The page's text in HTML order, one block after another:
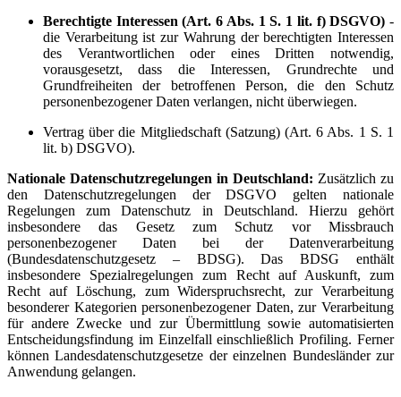
Berechtigte Interessen (Art. 6 Abs. 1 S. 1 lit. f) DSGVO) -
die Verarbeitung ist zur Wahrung der berechtigten Interessen
des Verantwortlichen oder eines Dritten notwendig,
vorausgesetzt, dass die Interessen, Grundrechte und
Grundfreiheiten der betroffenen Person, die den Schutz
personenbezogener Daten verlangen, nicht überwiegen.
Vertrag über die Mitgliedschaft (Satzung) (Art. 6 Abs. 1 S. 1
lit. b) DSGVO).
Nationale Datenschutzregelungen in Deutschland: Zusätzlich zu
den Datenschutzregelungen der DSGVO gelten nationale
Regelungen zum Datenschutz in Deutschland. Hierzu gehört
insbesondere das Gesetz zum Schutz vor Missbrauch
personenbezogener Daten bei der Datenverarbeitung
(Bundesdatenschutzgesetz – BDSG). Das BDSG enthält
insbesondere Spezialregelungen zum Recht auf Auskunft, zum
Recht auf Löschung, zum Widerspruchsrecht, zur Verarbeitung
besonderer Kategorien personenbezogener Daten, zur Verarbeitung
für andere Zwecke und zur Übermittlung sowie automatisierten
Entscheidungsfindung im Einzelfall einschließlich Profiling. Ferner
können Landesdatenschutzgesetze der einzelnen Bundesländer zur
Anwendung gelangen.